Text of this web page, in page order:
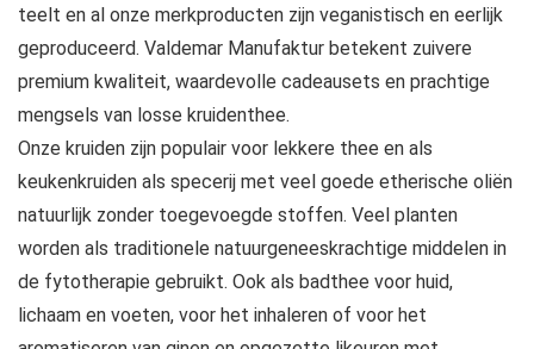
teelt en al onze merkproducten zijn veganistisch en eerlijk
geproduceerd. Valdemar Manufaktur betekent zuivere
premium kwaliteit, waardevolle cadeausets en prachtige
mengsels van losse kruidenthee.
Onze kruiden zijn populair voor lekkere thee en als
keukenkruiden als specerij met veel goede etherische oliën
natuurlijk zonder toegevoegde stoffen. Veel planten
worden als traditionele natuurgeneeskrachtige middelen in
de fytotherapie gebruikt. Ook als badthee voor huid,
lichaam en voeten, voor het inhaleren of voor het